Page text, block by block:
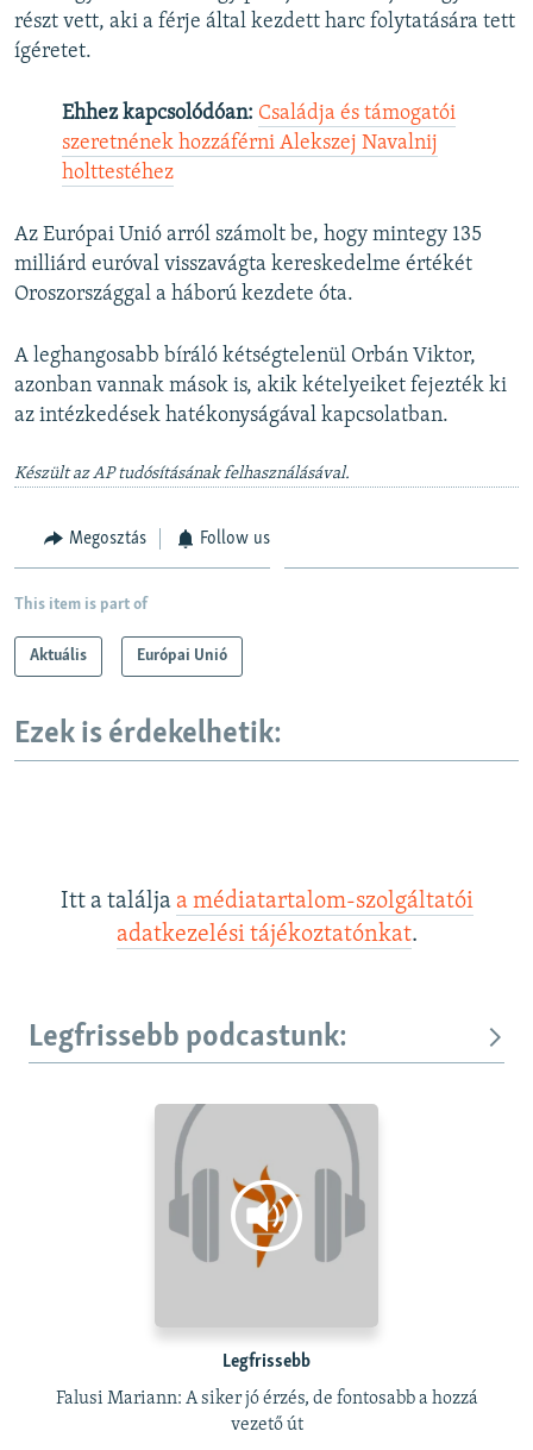
részt vett, aki a férje által kezdett harc folytatására tett
ígéretet.
Ehhez kapcsolódóan: Családja és támogatói
szeretnének hozzáférni Alekszej Navalnij
holttestéhez
Az Európai Unió arról számolt be, hogy mintegy 135
milliárd euróval visszavágta kereskedelme értékét
Oroszországgal a háború kezdete óta.
A leghangosabb bíráló kétségtelenül Orbán Viktor,
azonban vannak mások is, akik kételyeiket fejezték ki
az intézkedések hatékonyságával kapcsolatban.
Készült az AP tudósításának felhasználásával.
Megosztás Follow us
This item is part of
Aktuális Európai Unió
Ezek is érdekelhetik:
Itt a találja a médiatartalom-szolgáltatói
adatkezelési tájékoztatónkat.
Legfrissebb podcastunk:
Legfrissebb
Falusi Mariann: A siker jó érzés, de fontosabb a hozzá
vezető út